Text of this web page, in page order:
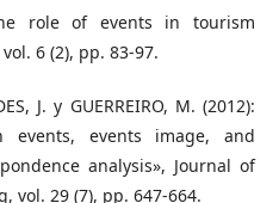
role of events in tourism
6 (2), pp. 83-97.
J. y GUERREIRO, M. (2012):
events, events image, and
analysis», Journal of
vol. 29 (7), pp. 647-664.